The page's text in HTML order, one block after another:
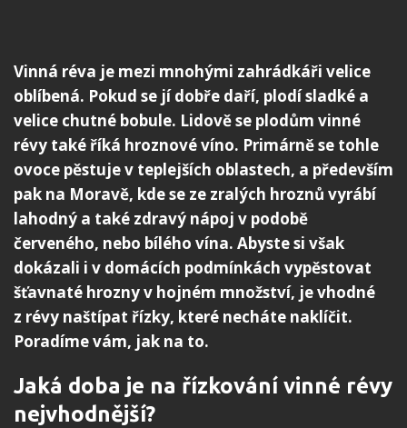
Vinná réva je mezi mnohými zahrádkáři velice
oblíbená. Pokud se jí dobře daří, plodí sladké a
velice chutné bobule. Lidově se plodům vinné
révy také říká hroznové víno. Primárně se tohle
ovoce pěstuje v teplejších oblastech, a především
pak na Moravě, kde se ze zralých hroznů vyrábí
lahodný a také zdravý nápoj v podobě
červeného, nebo bílého vína. Abyste si však
dokázali i v domácích podmínkách vypěstovat
šťavnaté hrozny v hojném množství, je vhodné
z révy naštípat řízky, které necháte naklíčit.
Poradíme vám, jak na to.
Jaká doba je na řízkování vinné révy
nejvhodnější?